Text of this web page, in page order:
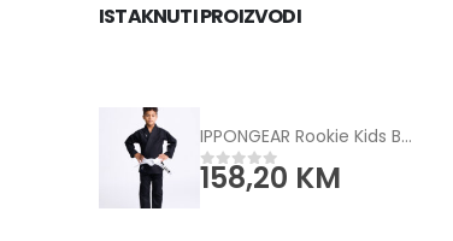
ISTAKNUTI PROIZVODI
IPPONGEAR Rookie Kids BJJ Uniform black
od 5
158,20 KM